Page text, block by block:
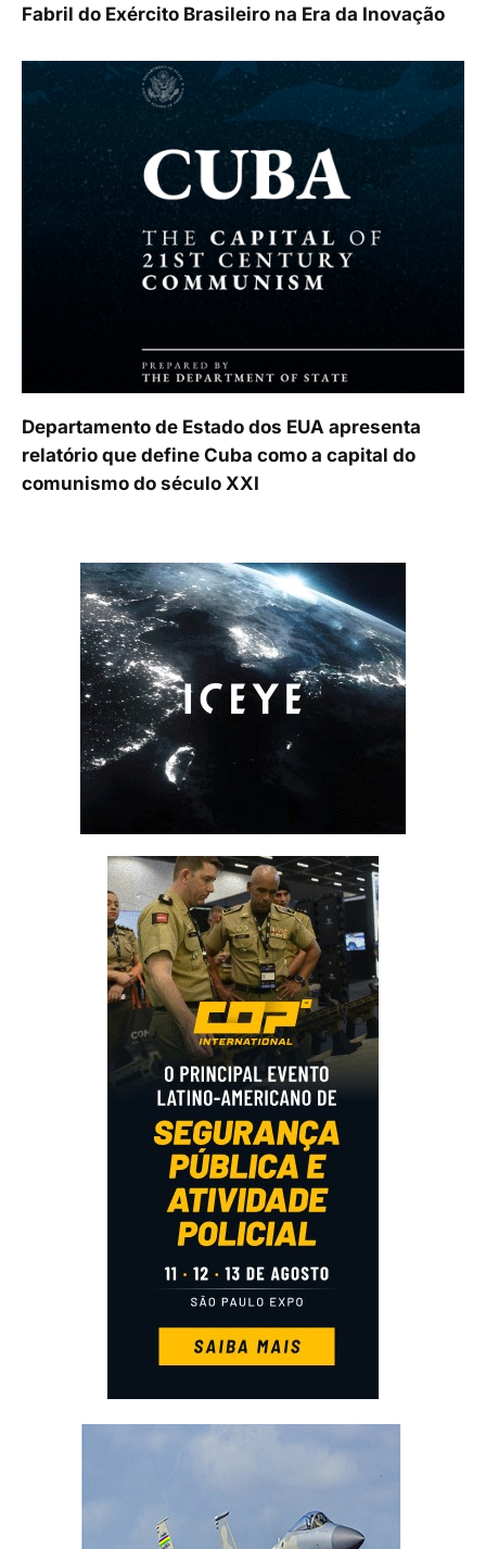
Fabril do Exército Brasileiro na Era da Inovação
Departamento de Estado dos EUA apresenta
relatório que define Cuba como a capital do
comunismo do século XXI